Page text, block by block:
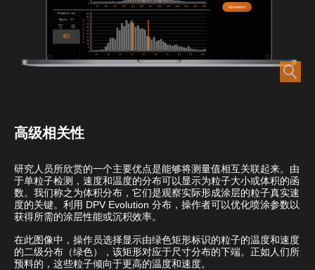
高级相关性
研究人员所欣赏的一个主要优点是能够将测量值相互关联起来。由
于单粒子检测，速度和温度的分布可以显示为粒子大小或体积的函
数。我们称之为体积分布，它们是观察实际形成涂层的粒子真实速
度的关键。利用 DPV Evolution 分布，操作者可以优化喷涂参数以
获得所需的涂层性能或沉积效率。
在此图像中，操作员选择显示由绿色矩形标识的粒子的温度和速度
的二级分布（绿色），该矩形对应于尺寸分布的下端。正如人们所
预料的，这些粒子倾向于更高的温度和速度。